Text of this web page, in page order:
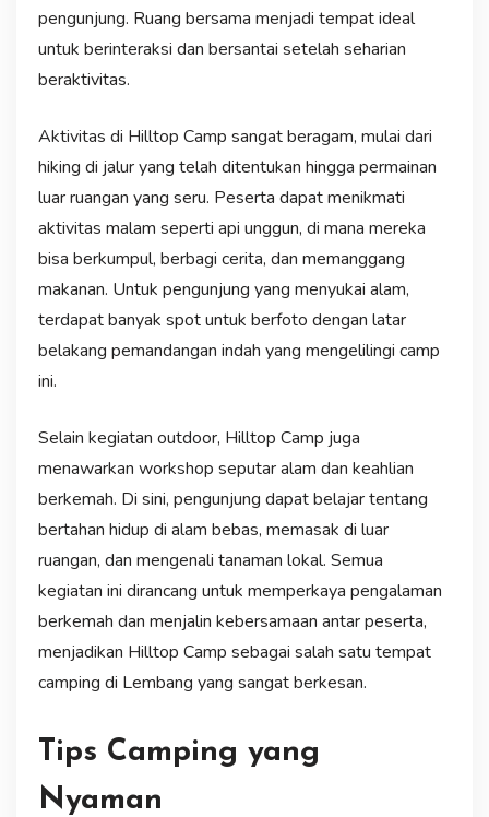
pengunjung. Ruang bersama menjadi tempat ideal
untuk berinteraksi dan bersantai setelah seharian
beraktivitas.
Aktivitas di Hilltop Camp sangat beragam, mulai dari
hiking di jalur yang telah ditentukan hingga permainan
luar ruangan yang seru. Peserta dapat menikmati
aktivitas malam seperti api unggun, di mana mereka
bisa berkumpul, berbagi cerita, dan memanggang
makanan. Untuk pengunjung yang menyukai alam,
terdapat banyak spot untuk berfoto dengan latar
belakang pemandangan indah yang mengelilingi camp
ini.
Selain kegiatan outdoor, Hilltop Camp juga
menawarkan workshop seputar alam dan keahlian
berkemah. Di sini, pengunjung dapat belajar tentang
bertahan hidup di alam bebas, memasak di luar
ruangan, dan mengenali tanaman lokal. Semua
kegiatan ini dirancang untuk memperkaya pengalaman
berkemah dan menjalin kebersamaan antar peserta,
menjadikan Hilltop Camp sebagai salah satu tempat
camping di Lembang yang sangat berkesan.
Tips Camping yang
Nyaman